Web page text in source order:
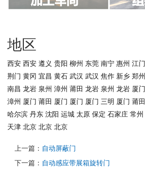
地区
西安 西安 遵义 贵阳 柳州 东莞 南宁 惠州 江门
荆门 黄冈 宜昌 黄石 武汉 武汉 焦作 新乡 郑州
南昌 龙岩 泉州 漳州 莆田 龙岩 泉州 龙岩 厦门
漳州 厦门 莆田 厦门 厦门 厦门 三明 厦门 莆田
哈尔滨 丹东 沈阳 运城 太原 保定 石家庄 常州
天津 北京 北京 北京
上一篇： 自动屏蔽门
下一篇： 自动感应带展箱旋转门